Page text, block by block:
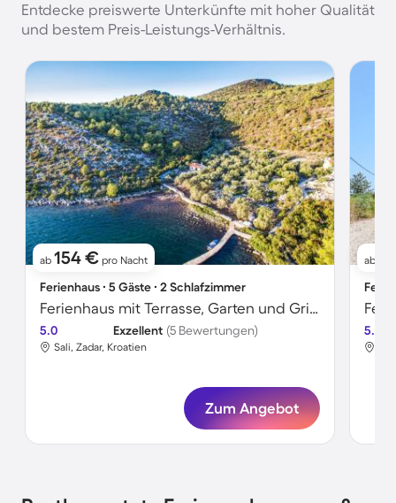
Entdecke preiswerte Unterkünfte mit hoher Qualität
und bestem Preis-Leistungs-Verhältnis.
ab 154 € pro Nacht
Ferienhaus ∙ 5 Gäste ∙ 2 Schlafzimmer
Ferienhaus mit Terrasse, Garten und Grill | Wasserblick
5.0 Exzellent (5 Bewertungen)
Sali, Zadar, Kroatien
Zum Angebot
ab
5.0